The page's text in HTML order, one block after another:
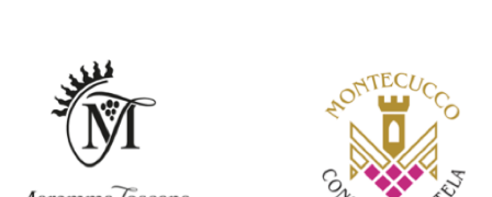
abbracciando invece i principi del Barocco: l'arte come
meraviglia, l'ostentazione della tecnica e la ricerca del
sorprendente. Marino visse in un'epoca di grandi
cambiamenti culturali e sociali, e la sua opera riflette questa
complessità. L'Adone è un poema epico-mitologico in 20